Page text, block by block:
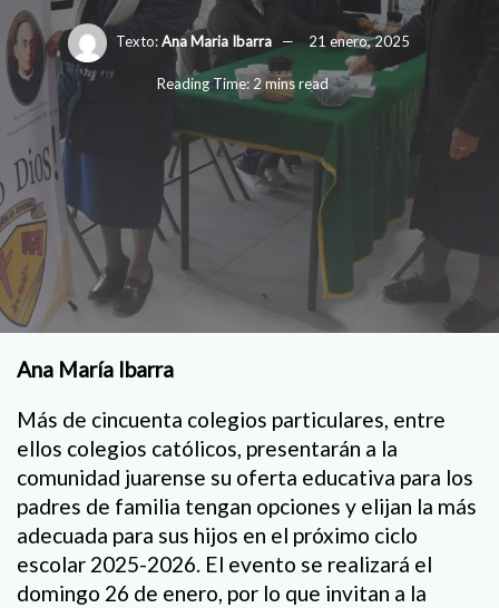
Texto:Ana Maria Ibarra 21 enero, 2025
Reading Time: 2 mins read
Ana María Ibarra
Más de cincuenta colegios particulares, entre
ellos colegios católicos, presentarán a la
comunidad juarense su oferta educativa para los
padres de familia tengan opciones y elijan la más
adecuada para sus hijos en el próximo ciclo
escolar 2025-2026. El evento se realizará el
domingo 26 de enero, por lo que invitan a la